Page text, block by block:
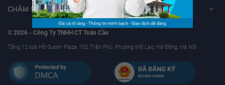
CHĂM SÓC KHÁCH HÀNG
© 2026 - Công Ty TNHH CT Toàn Cầu
Tầng 12 toà Hồ Gươm Plaza, 102 Trần Phú, Phường Mộ Lao, Hà Đông, Hà Nội